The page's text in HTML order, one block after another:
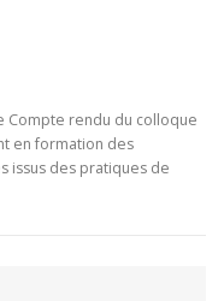
Compte rendu du colloque
en formation des
issus des pratiques de